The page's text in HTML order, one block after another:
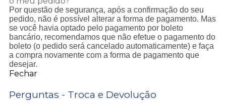
Por questão de segurança, após a confirmação do seu
pedido, não é possível alterar a forma de pagamento. Mas
se você havia optado pelo pagamento por boleto
bancário, recomendamos que não efetue o pagamento do
boleto (o pedido será cancelado automaticamente) e faça
a compra novamente com a forma de pagamento que
desejar.
Fechar
Perguntas - Troca e Devolução